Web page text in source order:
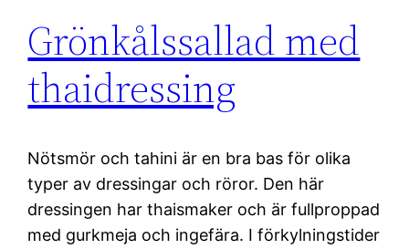
Grönkålssallad med
thaidressing
Nötsmör och tahini är en bra bas för olika
typer av dressingar och röror. Den här
dressingen har thaismaker och är fullproppad
med gurkmeja och ingefära. I förkylningstider